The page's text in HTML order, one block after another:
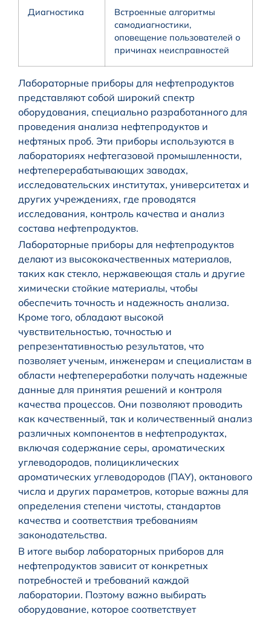
Диагностика
Встроенные алгоритмы
самодиагностики,
оповещение пользователей о
причинах неисправностей
Лабораторные приборы для нефтепродуктов
представляют собой широкий спектр
оборудования, специально разработанного для
проведения анализа нефтепродуктов и
нефтяных проб. Эти приборы используются в
лабораториях нефтегазовой промышленности,
нефтеперерабатывающих заводах,
исследовательских институтах, университетах и
других учреждениях, где проводятся
исследования, контроль качества и анализ
состава нефтепродуктов.
Лабораторные приборы для нефтепродуктов
делают из высококачественных материалов,
таких как стекло, нержавеющая сталь и другие
химически стойкие материалы, чтобы
обеспечить точность и надежность анализа.
Кроме того, обладают высокой
чувствительностью, точностью и
репрезентативностью результатов, что
позволяет ученым, инженерам и специалистам в
области нефтепереработки получать надежные
данные для принятия решений и контроля
качества процессов. Они позволяют проводить
как качественный, так и количественный анализ
различных компонентов в нефтепродуктах,
включая содержание серы, ароматических
углеводородов, полициклических
ароматических углеводородов (ПАУ), октанового
числа и других параметров, которые важны для
определения степени чистоты, стандартов
качества и соответствия требованиям
законодательства.
В итоге выбор лабораторных приборов для
нефтепродуктов зависит от конкретных
потребностей и требований каждой
лаборатории. Поэтому важно выбирать
оборудование, которое соответствует